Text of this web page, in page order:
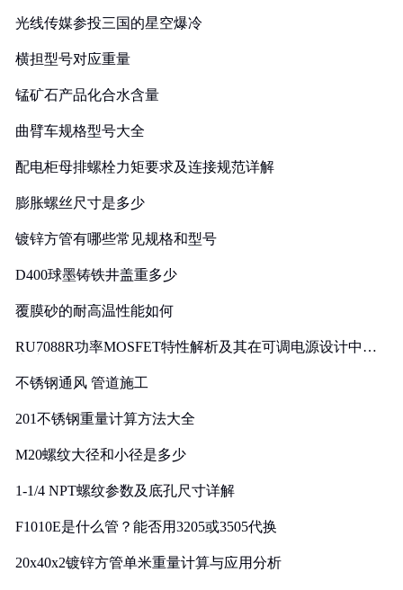
光线传媒参投三国的星空爆冷
横担型号对应重量
锰矿石产品化合水含量
曲臂车规格型号大全
配电柜母排螺栓力矩要求及连接规范详解
膨胀螺丝尺寸是多少
镀锌方管有哪些常见规格和型号
D400球墨铸铁井盖重多少
覆膜砂的耐高温性能如何
RU7088R功率MOSFET特性解析及其在可调电源设计中的
不锈钢通风 管道施工
201不锈钢重量计算方法大全
M20螺纹大径和小径是多少
1-1/4 NPT螺纹参数及底孔尺寸详解
F1010E是什么管？能否用3205或3505代换
20x40x2镀锌方管单米重量计算与应用分析